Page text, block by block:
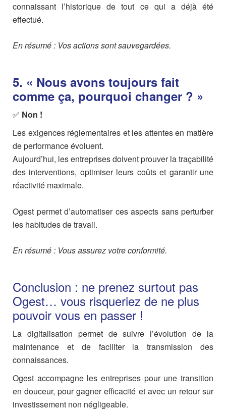
connaissant l’historique de tout ce qui a déjà été
effectué.
En résumé : Vos actions sont sauvegardées.
5. « Nous avons toujours fait
comme ça, pourquoi changer ? »
✅ Non !
Les exigences réglementaires et les attentes en matière
de performance évoluent.
Aujourd’hui, les entreprises doivent prouver la traçabilité
des interventions, optimiser leurs coûts et garantir une
réactivité maximale.
Ogest permet d’automatiser ces aspects sans perturber
les habitudes de travail.
En résumé : Vous assurez votre conformité.
Conclusion : ne prenez surtout pas
Ogest… vous risqueriez de ne plus
pouvoir vous en passer !
La digitalisation permet de suivre l’évolution de la
maintenance et de faciliter la transmission des
connaissances.
Ogest accompagne les entreprises pour une transition
en douceur, pour gagner efficacité et avec un retour sur
investissement non négligeable.